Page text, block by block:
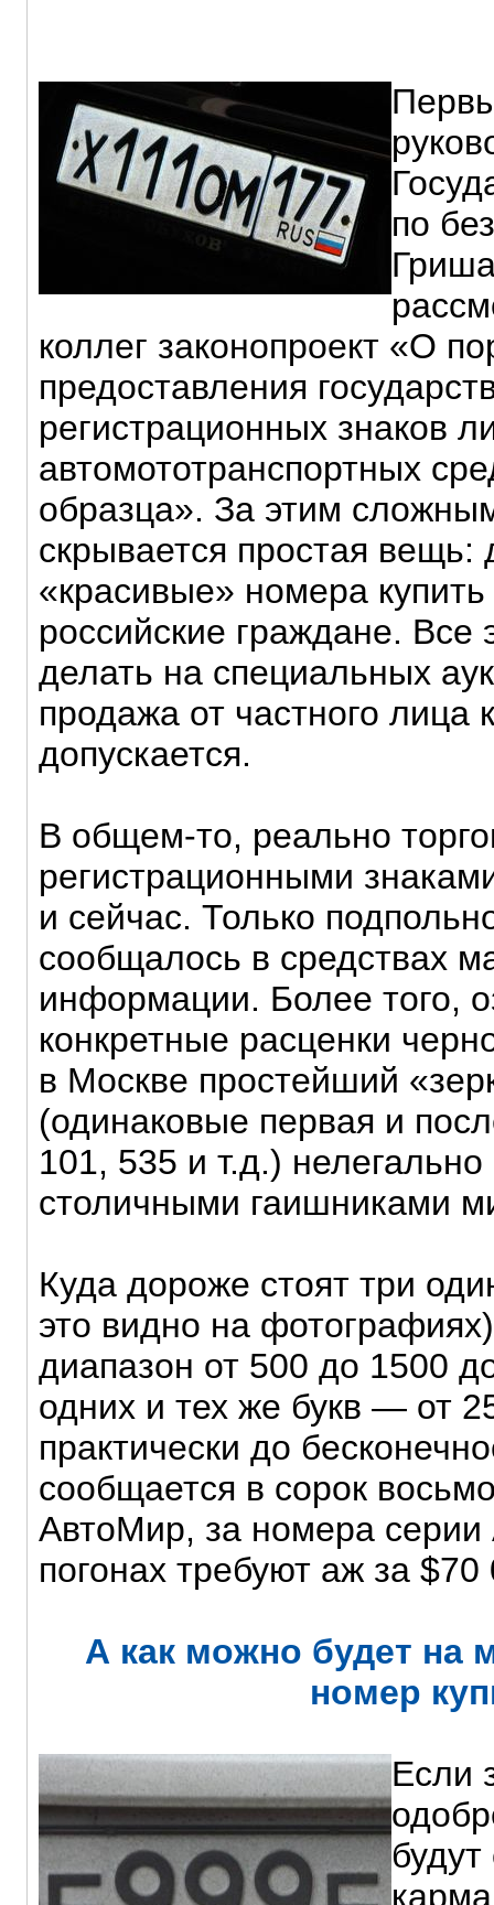
по
коллег законопроект «О
предоставления
регистрационных знаков
автомототранспортных
образца». За этим
скрывается простая
«красивые» номера купить
российские граждане. Все
делать на специальных
продажа от частного лица
допускается.
В общем-то, реально
регистрационными
и сейчас. Только
сообщалось в средствах
информации. Более того,
конкретные расценки
в Москве простейший
(одинаковые первая и
101, 535 и т.д.)
столичными гаишниками
Куда дороже стоят три
это видно на
диапазон от 500 до 1500
одних и тех же букв — от
практически до
сообщается в сорок
АвтоМир, за номера
погонах требуют аж за $70
А как можно будет на
номер
Если